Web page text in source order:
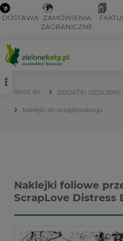
DOSTAWA ZAMÓWIENIA
ZAGRANICZNE
DODATKI OZDOBNE
Naklejki do scrapbookingu
Naklejki foliowe
ScrapLove Distress